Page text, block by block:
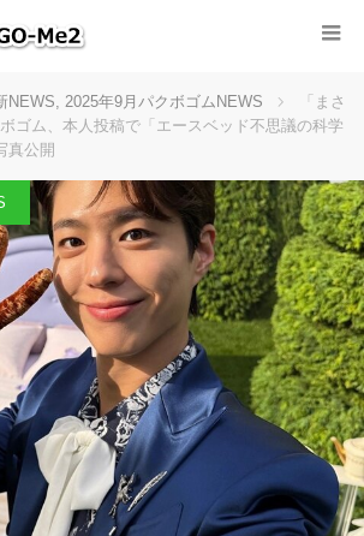
NEWS, 2025年9月パクボゴムNEWS
「まさ
ゴム、本人投稿で「エースベッド不思議の科学
真公開